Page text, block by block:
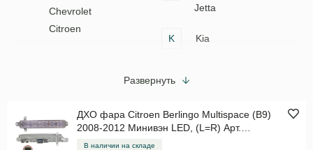
Chevrolet
Citroen
Jetta
K Kia
Развернуть
ДХО фара Citroen Berlingo Multispace (B9)
2008-2012 Минивэн LED, (L=R) Арт.
ST3270005
В наличии на складе